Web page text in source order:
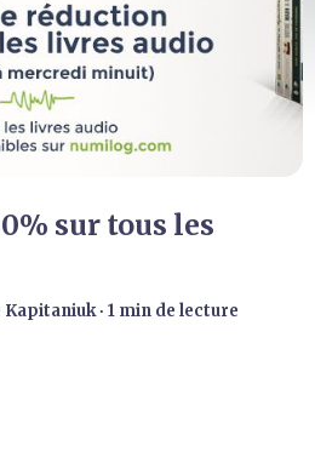
sur tous les
Kapitaniuk ∙ 1 min de lecture